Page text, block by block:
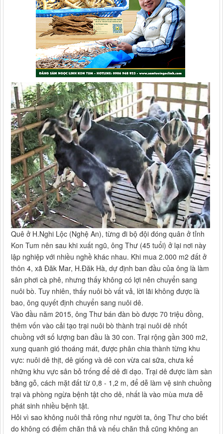
Quê ở H.Nghi Lộc (Nghệ An), từng đi bộ đội đóng quân ở tỉnh
Kon Tum nên sau khi xuất ngũ, ông Thư (45 tuổi) ở lại nơi này
lập nghiệp với nhiều nghề khác nhau. Khi mua 2.000 m2 đất ở
thôn 4, xã Đăk Mar, H.Đăk Hà, dự định ban đầu của ông là làm
sân phơi cà phê, nhưng thấy không có lợi nên chuyển sang
nuôi bò. Tuy nhiên, thấy nuôi bò vất vả, lời lãi không được là
bao, ông quyết định chuyển sang nuôi dê.
Vào đầu năm 2015, ông Thư bán đàn bò được 70 triệu đồng,
thêm vốn vào cải tạo trại nuôi bò thành trại nuôi dê nhốt
chuồng với số lượng ban đầu là 30 con. Trại rộng gần 300 m2,
xung quanh gió thoáng mát, được phân chia thành từng khu
vực: nuôi dê thịt, dê giống và dê con vừa cai sữa, chưa kể
những khu vực sân bỏ trống để dê đi dạo. Trại dê được làm sàn
bằng gỗ, cách mặt đất từ 0,8 - 1,2 m, để dễ làm vệ sinh chuồng
trại và phòng ngừa bệnh tật cho dê, nhất là vào mùa mưa dễ
phát sinh nhiều bệnh tật.
Hỏi vì sao không nuôi thả rông như người ta, ông Thư cho biết
do không có điểm chăn thả và nếu chăn thả cũng không an